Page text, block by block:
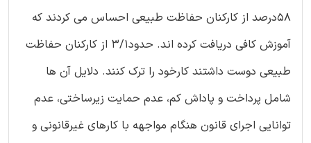
58درصد از کارکنان حفاظت طبیعی احساس می کردند که
آموزش کافی دریافت کرده اند. حدود3/1 از کارکنان حفاظت
طبیعی دوست داشتند کارخود را ترک کنند. دلایل آن ها
شامل پرداخت و پاداش کم، عدم حمایت زیرساختی، عدم
توانایی اجرای قانون هنگام مواجهه با کارهای غیرقانونی و